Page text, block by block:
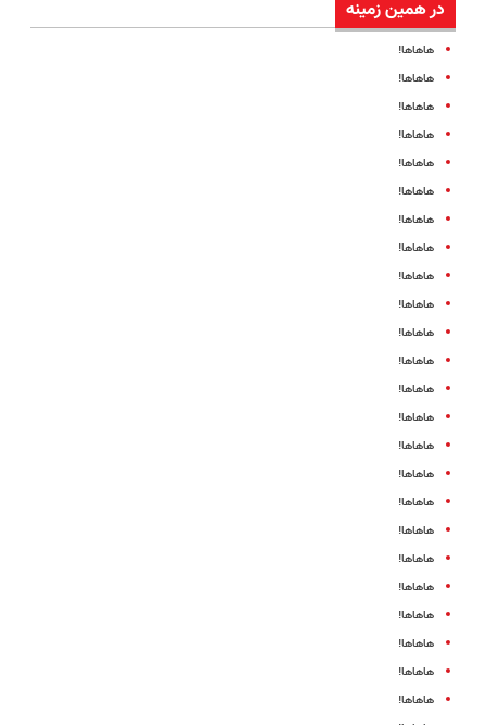
در همین زمینه
هاهاها!
هاهاها!
هاهاها!
هاهاها!
هاهاها!
هاهاها!
هاهاها!
هاهاها!
هاهاها!
هاهاها!
هاهاها!
هاهاها!
هاهاها!
هاهاها!
هاهاها!
هاهاها!
هاهاها!
هاهاها!
هاهاها!
هاهاها!
هاهاها!
هاهاها!
هاهاها!
هاهاها!